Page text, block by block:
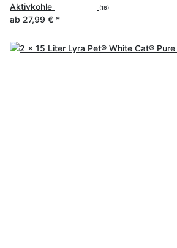
Aktivkohle
(16)
ab 27,99 € *